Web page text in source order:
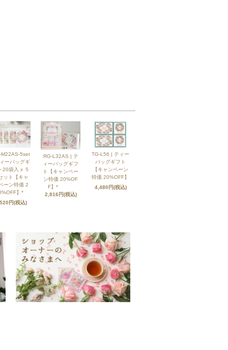
M22AS-5set
ーバッグギ
20袋入 x ５
ット【キャ
ーン特価 2
】*
円(税込)
RG-L32AS | テ
ィーバッグギフ
ト【キャンペー
ン特価 20%OF
F】*
2,816円(税込)
TG-L56 | ティー
バッグギフト
【キャンペーン
特価 20%OFF】
4,480円(税込)